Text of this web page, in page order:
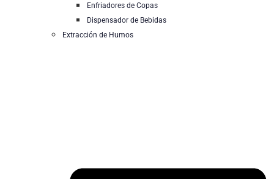
Enfriadores de Copas
Dispensador de Bebidas
Extracción de Humos